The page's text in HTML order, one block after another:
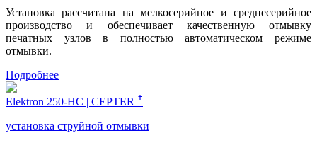
Установка рассчитана на мелкосерийное и среднесерийное
производство и обеспечивает качественную отмывку
печатных узлов в полностью автоматическом режиме
отмывки.
Подробнее
Elektron 250-HC | CEPTER ꜛ
установка струйной отмывки